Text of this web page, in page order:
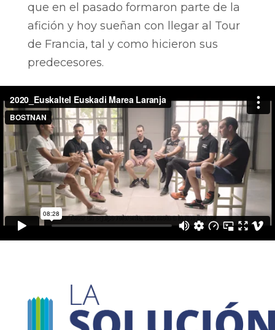
que en el pasado formaron parte de la
afición y hoy sueñan con llegar al Tour
de Francia, tal y como hicieron sus
predecesores.